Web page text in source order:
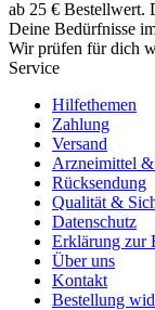
ab 25 € Bestellwert.
Deine Bedürfnisse
Wir prüfen für dich
Service
Hilfethemen
Zahlung
Versand
Arzneimittel
Rücksendung
Qualität &
Datenschutz
Erklärung zur
Über uns
Kontakt
Bestellung